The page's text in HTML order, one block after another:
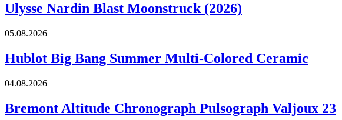
Ulysse Nardin Blast Moonstruck (2026)
05.08.2026
Hublot Big Bang Summer Multi-Colored Ceramic
04.08.2026
Bremont Altitude Chronograph Pulsograph Valjoux 23